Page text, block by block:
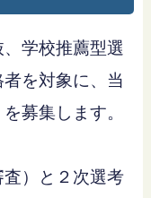
学校推薦型選
を対象に、当
募集します。
）と２次選考